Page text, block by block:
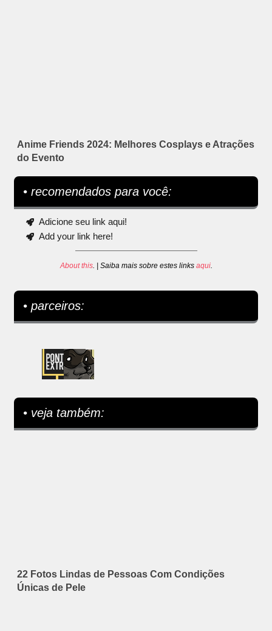
Anime Friends 2024: Melhores Cosplays e Atrações
do Evento
• recomendados para você:
Adicione seu link aqui!
Add your link here!
About this. | Saiba mais sobre estes links aqui.
• parceiros:
• veja também:
22 Fotos Lindas de Pessoas Com Condições
Únicas de Pele